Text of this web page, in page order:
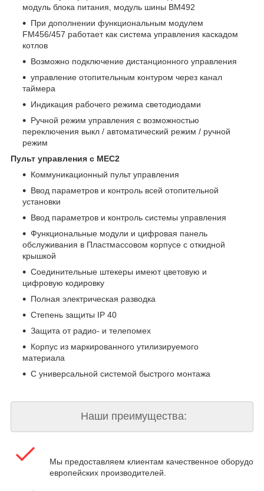
модуль блока питания, модуль шины ВМ492
При дополнении функциональным модулем
FM456/457 работает как система управления каскадом
котлов
Возможно подключение дистанционного управления
управление отопительным контуром через канал
таймера
Индикация рабочего режима светодиодами
Ручной режим управления с возможностью
переключения выкл / автоматический режим / ручной
режим
Пульт управления с MEC2
Коммуникационный пульт управления
Ввод параметров и контроль всей отопительной
установки
Ввод параметров и контроль системы управления
Функциональные модули и цифровая панель
обслуживания в Пластмассовом корпусе с откидной
крышкой
Соединительные штекеры имеют цветовую и
цифровую кодировку
Полная электрическая разводка
Степень защиты IP 40
Защита от радио- и телепомех
Корпус из маркированного утилизируемого
материала
С универсальной системой быстрого монтажа
Наши преимущества:
Мы предоставляем клиентам качественное
европейских производителей.